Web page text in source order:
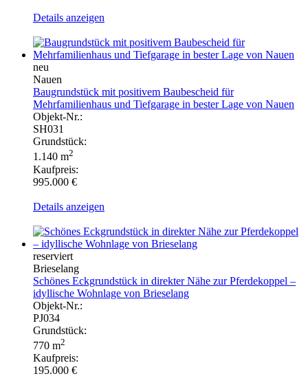
Details anzeigen
neu
Nauen
Baugrundstück mit positivem Baubescheid für
Mehrfamilienhaus und Tiefgarage in bester Lage von Nauen
Objekt-Nr.:
SH031
Grundstück:
1.140 m2
Kaufpreis:
995.000 €
Details anzeigen
reserviert
Brieselang
Schönes Eckgrundstück in direkter Nähe zur Pferdekoppel –
idyllische Wohnlage von Brieselang
Objekt-Nr.:
PJ034
Grundstück:
770 m2
Kaufpreis:
195.000 €